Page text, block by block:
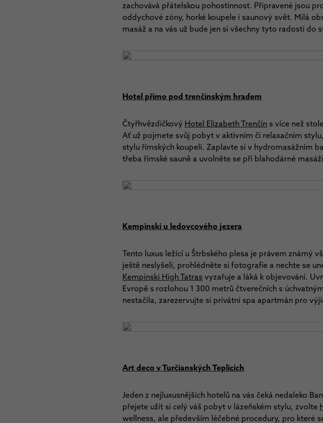
zachovává přátelskou pohostinnost. Připravené jsou
oddychové zóny, horké koupele i saunový svět. Milá
masáž a na vás už bude jen si všechny tyto radosti do
Hotel přímo pod trenčínským hradem
Čtyřhvězdičkový Hotel Elizabeth Trenčín s více než
Ať už pojmete svůj pobyt v aktivním či relaxačním
stylu římských koupelí. Zaplavte si v hydromasážním
třeba římské sauně a uvolněte se při blahodárné
Kempinski u ledovcového jezera
Tento luxus ležící u Štrbského plesa je právem známý
ještě neslyšeli, prohlédněte si fotografie a nechte se
Kempinski High Tatrasvyzařuje a láká k objevování.
Evropě s rozlohou 1 300 metrů čtverečních s
nestačila, zarezervujte si privátní spa apartmán pro
Art deco v Turčianských Teplicích
Jeden z nejluxusnějších hotelů na vás čeká nedaleko
přejete užít si celý váš pobyt v lázeňském stylu, zvolte
wellness, ale především léčebné procedury, pro které